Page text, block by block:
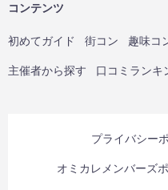
コンテンツ
初めてガイド 街コン 趣味コ
主催者から探す 口コミランキ
プライバシー
オミカレメンバーズ